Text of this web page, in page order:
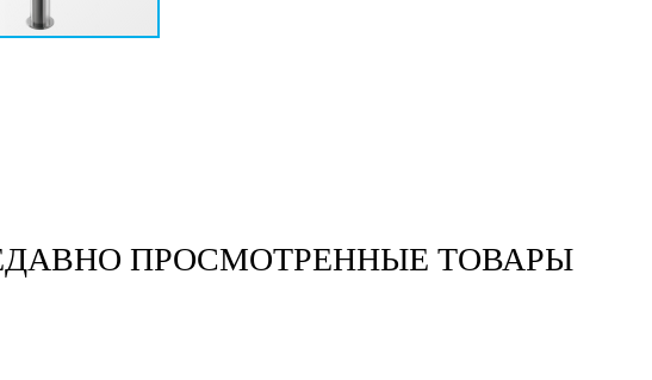
ПРОСМОТРЕННЫЕ ТОВАРЫ